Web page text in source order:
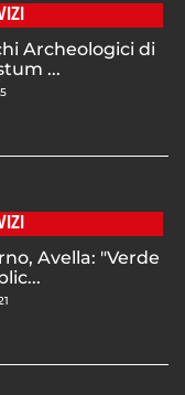
Archeologici di
...
Avella: "Verde